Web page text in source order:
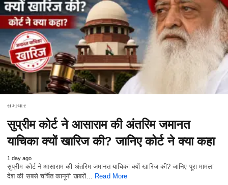
સમાચાર
सुप्रीम कोर्ट ने आसाराम की अंतरिम जमानत
याचिका क्यों खारिज की? जानिए कोर्ट ने क्या कहा
1 day ago
सुप्रीम कोर्ट ने आसाराम की अंतरिम जमानत याचिका क्यों खारिज की? जानिए पूरा मामला
देश की सबसे चर्चित कानूनी खबरों… Read More